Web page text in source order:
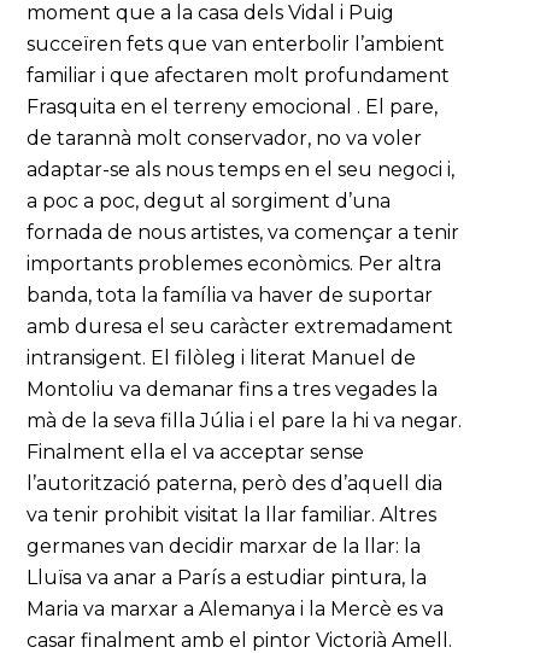
moment que a la casa dels Vidal i Puig
succeïren fets que van enterbolir l’ambient
familiar i que afectaren molt profundament
Frasquita en el terreny emocional . El pare,
de tarannà molt conservador, no va voler
adaptar-se als nous temps en el seu negoci i,
a poc a poc, degut al sorgiment d’una
fornada de nous artistes, va començar a tenir
importants problemes econòmics. Per altra
banda, tota la família va haver de suportar
amb duresa el seu caràcter extremadament
intransigent. El filòleg i literat Manuel de
Montoliu va demanar fins a tres vegades la
mà de la seva filla Júlia i el pare la hi va negar.
Finalment ella el va acceptar sense
l’autorització paterna, però des d’aquell dia
va tenir prohibit visitat la llar familiar. Altres
germanes van decidir marxar de la llar: la
Lluïsa va anar a París a estudiar pintura, la
Maria va marxar a Alemanya i la Mercè es va
casar finalment amb el pintor Victorià Amell.